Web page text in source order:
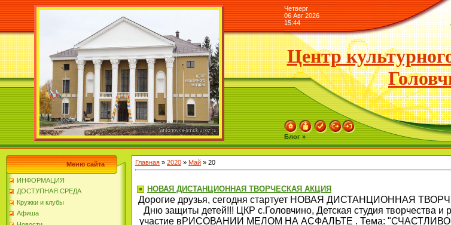
Четверг
06 Авг 2026
15:44
Центр
Блог »
Меню сайта
ИНФОРМАЦИЯ
ДОСТУПНАЯ СРЕДА
Кружки и клубы
Афиша
Главная » 2020 » Май » 20
НОВАЯ ДИСТАНЦИОННАЯ ТВОРЧЕСКАЯ АКЦИЯ
Дорогие друзья, сегодня стартует НОВАЯ ДИСТАНЦИОННАЯ
Дню защиты детей!!! ЦКР с.Головчино, Детская студия творчества и
участие вРИСОВАНИИ МЕЛОМ НА АСФАЛЬТЕ . Тема: "СЧАСТЛИВОЕ